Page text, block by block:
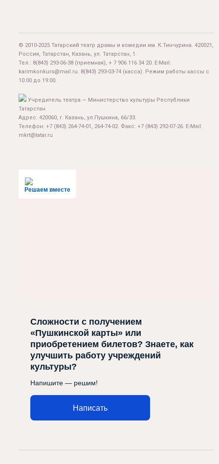
© 2010-2025 Татарский театр драмы и комедии им. К.Тинчурина. 420021,
Россия, Татарстан, Казань, ул. Татарстан, 1.
Тел.: 8(843) 293-06-38 (приемная), + 7 906 116 34 20. E-Mail:
karimkonkurs@mail.ru. 8(843) 293-03-74 (касса). Режим работы кассы с
10:00 до 19:00.
Учредитель театра — Министерство культуры Республики
Татарстан
Адрес: 420060, г. Казань, ул.Пушкина, 66/33.
Телефон: +7 (843) 264-74-01, 264-74-02. Факс: +7 (843) 292-07-26. E-Mail:
mkrt@tatar.ru
Решаем вместе
Сложности с получением
«Пушкинской карты» или
приобретением билетов? Знаете, как
улучшить работу учреждений
культуры?
Напишите — решим!
Написать